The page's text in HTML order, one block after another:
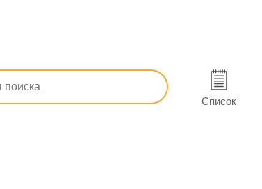
Список
Опорно-двигательная система Болеутоляющие